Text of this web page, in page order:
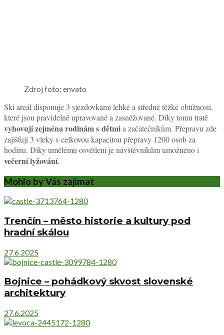
Zdroj foto: envato
Ski areál disponuje 3 sjezdovkami lehké a středně těžké obtížnosti,
které jsou pravidelně upravované a zasněžované. Díky tomu tratě
vyhovujízejména rodinám s dětmia začátečníkům. Přepravu zde
zajišťují 3 vleky s celkovou kapacitou přepravy 1200 osob za
hodinu. Díky umělému osvětlení je návštěvníkům umožněno i
večerní lyžování.
Mohlo by Vás zajímat
Trenčín – město historie a kultury pod
hradní skálou
27.6.2025
Bojnice – pohádkový skvost slovenské
architektury
27.6.2025